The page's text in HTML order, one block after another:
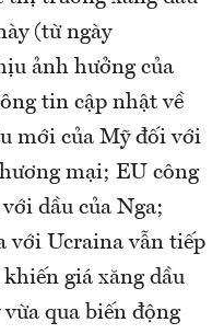
(từ ngày
ảnh hưởng của
tin cập nhật về
mới của Mỹ đối với
mại; EU công
dầu của Nga;
với Ucraina vẫn tiếp
giá xăng dầu
qua biến động